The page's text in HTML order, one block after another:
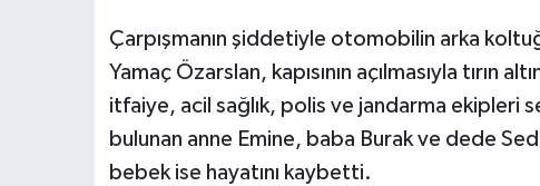
Çarpışmanın şiddetiyle otomobilin arka
Yamaç Özarslan, kapısının açılmasıyla tırın
itfaiye, acil sağlık, polis ve jandarma ekipleri
bulunan anne Emine, baba Burak ve dede
bebek ise hayatını kaybetti.